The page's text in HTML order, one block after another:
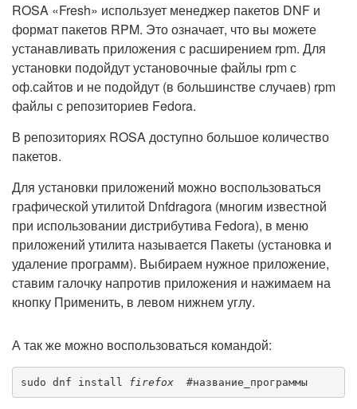
ROSA «Fresh» использует менеджер пакетов DNF и
формат пакетов RPM. Это означает, что вы можете
устанавливать приложения с расширением rpm. Для
установки подойдут установочные файлы rpm с
оф.сайтов и не подойдут (в большинстве случаев) rpm
файлы с репозиториев Fedora.
В репозиториях ROSA доступно большое количество
пакетов.
Для установки приложений можно воспользоваться
графической утилитой Dnfdragora (многим известной
при использовании дистрибутива Fedora), в меню
приложений утилита называется Пакеты (установка и
удаление программ). Выбираем нужное приложение,
ставим галочку напротив приложения и нажимаем на
кнопку Применить, в левом нижнем углу.
А так же можно воспользоваться командой:
sudo dnf install firefox
  #название_программы